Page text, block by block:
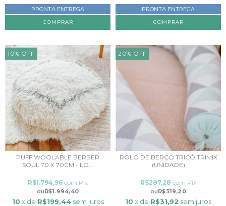
PRONTA ENTREGA PRONTA ENTREGA
COMPRAR
10% OFF
PUFF WOOLABLE BERBER
SOUL 70 X 70CM - LO...
R$1.994,40
R$1.794,96 com Pix
10 x de R$199,44 sem juros
20% OFF
ROLO DE BERÇO TRICÔ TRIMIX
(UNIDADE)
R$319,20
R$287,28 com Pix
10 x de R$31,92 sem juros